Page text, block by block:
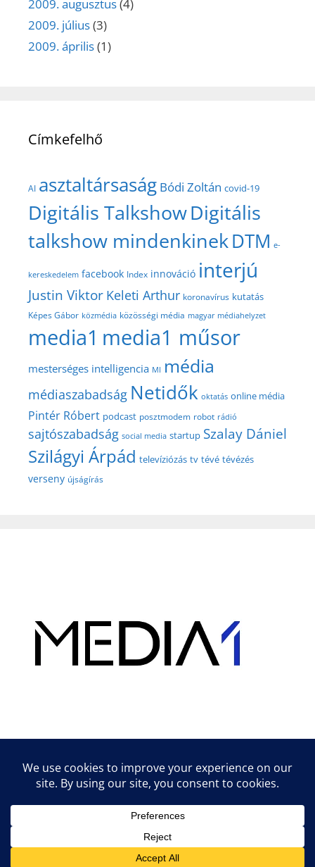
2009. augusztus(4)
2009. július(3)
2009. április(1)
Címkefelhő
AI asztaltársaság Bódi Zoltán covid-19
Digitális TalkshowDigitális
talkshow mindenkinekDTM e-
kereskedelem facebook Index innováció interjú
Justin Viktor Keleti Arthur koronavírus kutatás
Képes Gábor közmédia közösségi média magyar médiahelyzet
media1 media1 műsor
mesterséges intelligencia MI média
médiaszabadság Netidők oktatás online média
Pintér Róbert podcast posztmodem robot rádió
sajtószabadság social media startup Szalay Dániel
Szilágyi Árpád televíziózás tv tévé tévézés
verseny újságírás
Lifestyle tippek & trükkök
© 2026 vipcast.hu powered by Media1• Készült
GeneratePress